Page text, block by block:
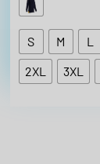
S M L
2XL
3XL